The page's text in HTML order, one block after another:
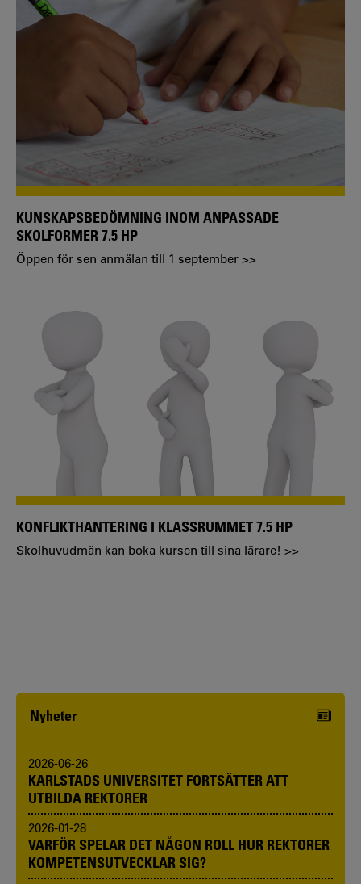
KUNSKAPSBEDÖMNING INOM ANPASSADE
SKOLFORMER 7.5 HP
Öppen för sen anmälan till 1 september >>
KONFLIKTHANTERING I KLASSRUMMET 7.5 HP
Skolhuvudmän kan boka kursen till sina lärare! >>
Nyheter
2026-06-26
KARLSTADS UNIVERSITET FORTSÄTTER ATT
UTBILDA REKTORER
2026-01-28
VARFÖR SPELAR DET NÅGON ROLL HUR REKTORER
KOMPETENSUTVECKLAR SIG?